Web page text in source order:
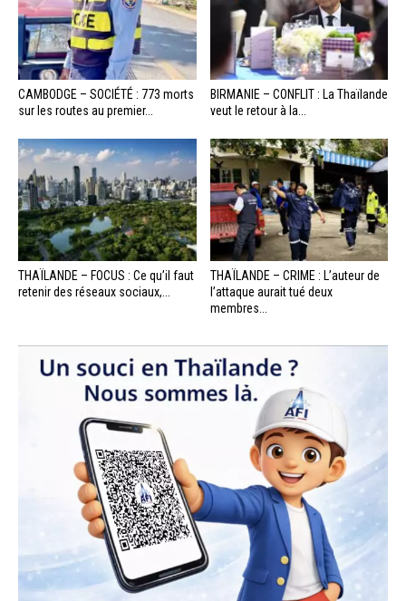
CAMBODGE – SOCIÉTÉ : 773 morts
sur les routes au premier...
BIRMANIE – CONFLIT : La Thaïlande
veut le retour à la...
THAÏLANDE – FOCUS : Ce qu’il faut
retenir des réseaux sociaux,...
THAÏLANDE – CRIME : L’auteur de
l’attaque aurait tué deux
membres...